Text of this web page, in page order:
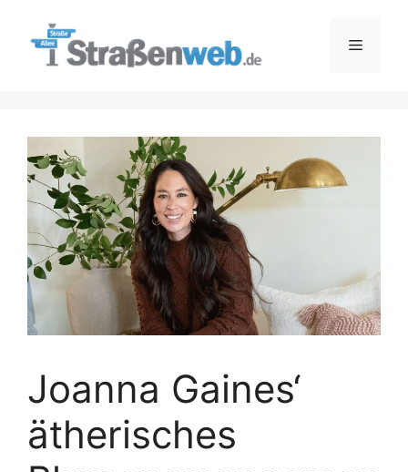
Menü
Joanna Gaines‘
ätherisches